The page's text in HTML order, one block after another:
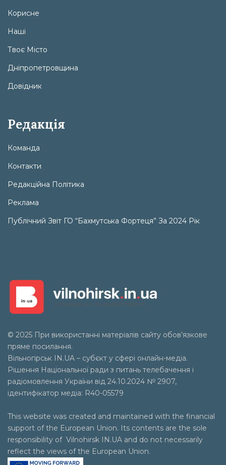
Корисне
Наші
Твоє Місто
Дніпропетровщина
Довідник
Редакція
Команда
Контакти
Редакційна Політика
Реклама
Публічний Звіт ГО “Бахмутська Фортеця” За 2024 Рік
© 2025 При використанні матеріалів сайту обов’язкове
пряме посилання.
Вільногірськ
IN.UA – субєкт у сфері онлайн-медіа.
Рішення Національної ради з питань телебачення і
радіомовлення України від 24.10.2024 № 2907,
ідентифікатор медіа: R40-05579
This website was created and maintained with the financial
support of the European Union. Its contents are the sole
responsibility of Vilnohirsk IN.UA and do not necessarily
reflect the views of the European Union.